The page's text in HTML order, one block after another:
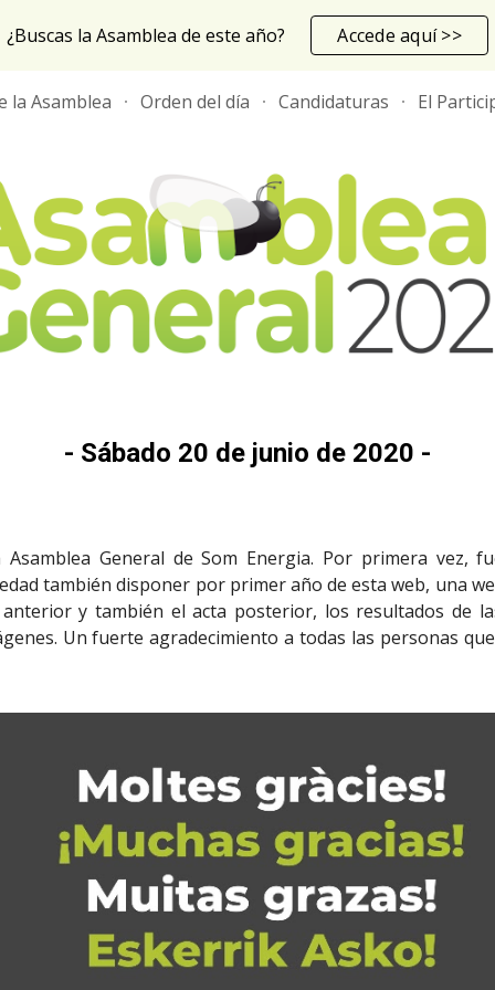
to main content Skip to
¿Buscas la Asamblea de este año? Accede aquí >>
la Asamblea Orden del día Candidaturas El
- Sábado 20 de junio de 2020 -
General de Som Energia. Por primera vez,
también disponer por primer año de esta web, una
y también el acta posterior, los resultados de
Un fuerte agradecimiento a todas las personas